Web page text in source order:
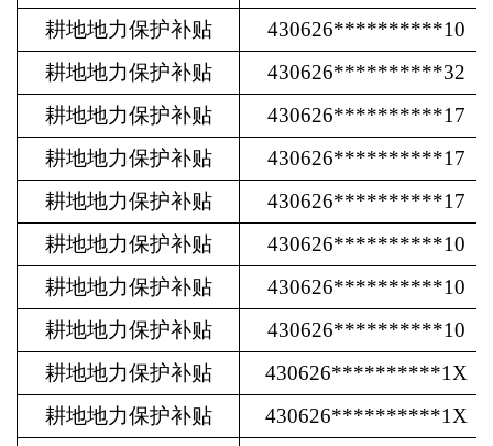
耕地地力保护补贴
430626**********10
耕地地力保护补贴
430626**********32
耕地地力保护补贴
430626**********17
耕地地力保护补贴
430626**********17
耕地地力保护补贴
430626**********17
耕地地力保护补贴
430626**********10
耕地地力保护补贴
430626**********10
耕地地力保护补贴
430626**********10
耕地地力保护补贴
430626**********1X
耕地地力保护补贴
430626**********1X